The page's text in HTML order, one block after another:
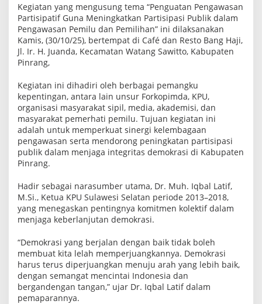
t
i
f
P
a
s
e
m
i
l
u
2
0
2
4
Kegiatan yang mengusung tema “Penguatan Pengawasan
Partisipatif Guna Meningkatkan Partisipasi Publik dalam
Pengawasan Pemilu dan Pemilihan” ini dilaksanakan
Kamis, (30/10/25), bertempat di Café dan Resto Bang Haji,
Jl. Ir. H. Juanda, Kecamatan Watang Sawitto, Kabupaten
Pinrang,
Kegiatan ini dihadiri oleh berbagai pemangku
kepentingan, antara lain unsur Forkopimda, KPU,
organisasi masyarakat sipil, media, akademisi, dan
masyarakat pemerhati pemilu. Tujuan kegiatan ini
adalah untuk memperkuat sinergi kelembagaan
pengawasan serta mendorong peningkatan partisipasi
publik dalam menjaga integritas demokrasi di Kabupaten
Pinrang.
Hadir sebagai narasumber utama, Dr. Muh. Iqbal Latif,
M.Si., Ketua KPU Sulawesi Selatan periode 2013–2018,
yang menegaskan pentingnya komitmen kolektif dalam
menjaga keberlanjutan demokrasi.
“Demokrasi yang berjalan dengan baik tidak boleh
membuat kita lelah memperjuangkannya. Demokrasi
harus terus diperjuangkan menuju arah yang lebih baik,
dengan semangat mencintai Indonesia dan
bergandengan tangan,” ujar Dr. Iqbal Latif dalam
pemaparannya.